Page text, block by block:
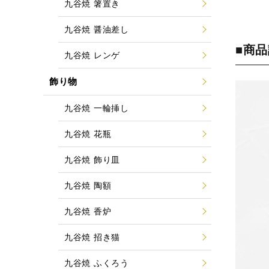
■商
九谷焼 箸置き
九谷焼 醤油差し
九谷焼 レンゲ
飾り物
九谷焼 一輪挿し
九谷焼 花瓶
九谷焼 飾り皿
九谷焼 陶額
九谷焼 香炉
九谷焼 招き猫
九谷焼 ふくろう